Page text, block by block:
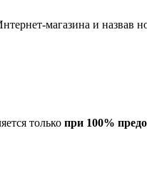
магазина и назвав
только при 100%